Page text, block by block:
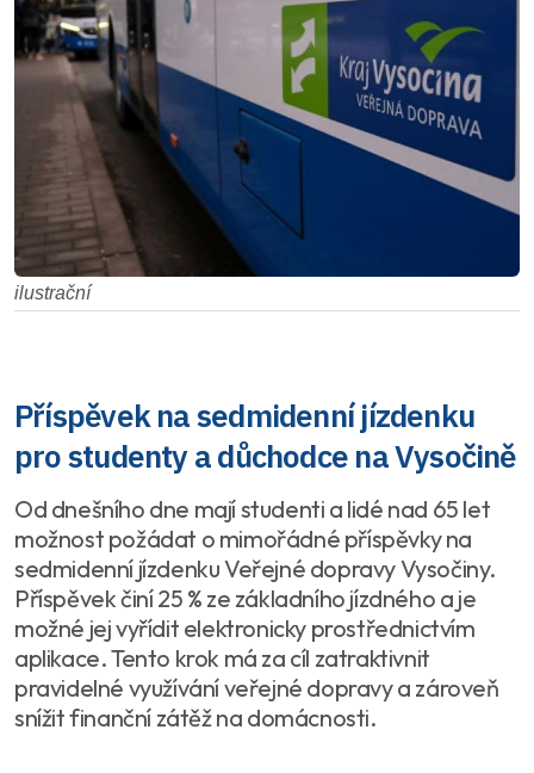
ilustrační
Příspěvek na sedmidenní jízdenku
pro studenty a důchodce na Vysočině
Od dnešního dne mají studenti a lidé nad 65 let
možnost požádat o mimořádné příspěvky na
sedmidenní jízdenku Veřejné dopravy Vysočiny.
Příspěvek činí 25 % ze základního jízdného a je
možné jej vyřídit elektronicky prostřednictvím
aplikace. Tento krok má za cíl zatraktivnit
pravidelné využívání veřejné dopravy a zároveň
snížit finanční zátěž na domácnosti.